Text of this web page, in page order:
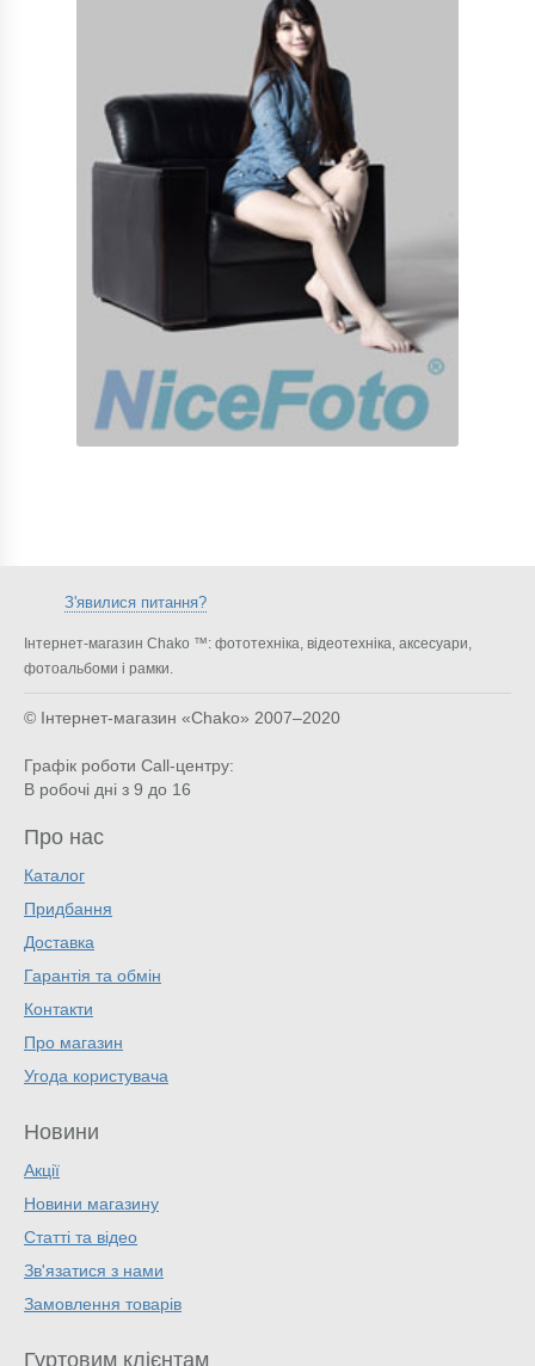
З'явилися питання?
Інтернет-магазин Chako ™: фототехніка, відеотехніка, аксесуари,
фотоальбоми і рамки.
© Інтернет-магазин «Chako» 2007–2020
Графік роботи Call-центру:
В робочі дні з 9 до 16
Про нас
Каталог
Придбання
Доставка
Гарантія та обмін
Контакти
Про магазин
Угода користувача
Новини
Акції
Новини магазину
Статті та відео
Зв'язатися з нами
Замовлення товарів
Гуртовим клієнтам